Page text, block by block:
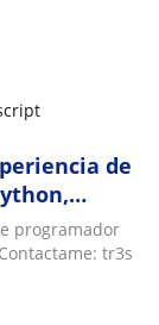
de
programador
tr3s